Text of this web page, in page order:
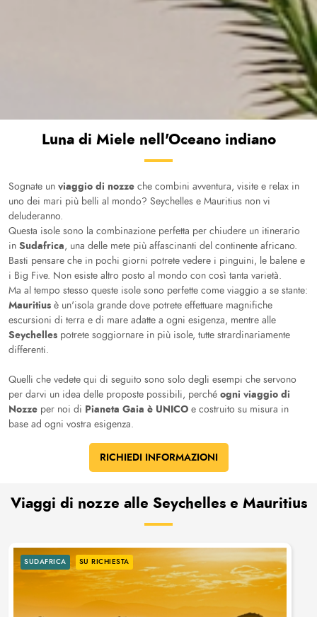
Luna di Miele nell'Oceano indiano
Sognate un viaggio di nozze che combini avventura, visite e relax in
uno dei mari più belli al mondo? Seychelles e Mauritius non vi
deluderanno.
Questa isole sono la combinazione perfetta per chiudere un itinerario
in Sudafrica, una delle mete più affascinanti del continente africano.
Basti pensare che in pochi giorni potrete vedere i pinguini, le balene e
i Big Five. Non esiste altro posto al mondo con così tanta varietà.
Ma al tempo stesso queste isole sono perfette come viaggio a se stante:
Mauritius è un'isola grande dove potrete effettuare magnifiche
escursioni di terra e di mare adatte a ogni esigenza, mentre alle
Seychelles potrete soggiornare in più isole, tutte strardinariamente
differenti.
Quelli che vedete qui di seguito sono solo degli esempi che servono
per darvi un idea delle proposte possibili, perché ogni viaggio di
Nozze per noi di Pianeta Gaia è UNICO e costruito su misura in
base ad ogni vostra esigenza.
RICHIEDI INFORMAZIONI
Viaggi di nozze alle Seychelles e Mauritius
SUDAFRICA SU RICHIESTA